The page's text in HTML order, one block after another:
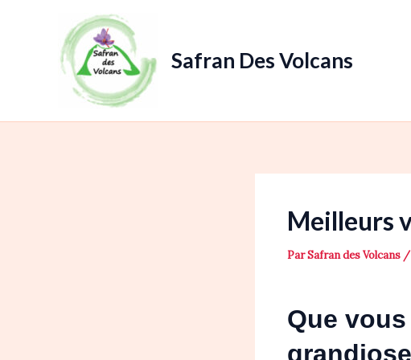
Safran Des Volcans
Meilleurs
ParSafran des Volcans /
Que